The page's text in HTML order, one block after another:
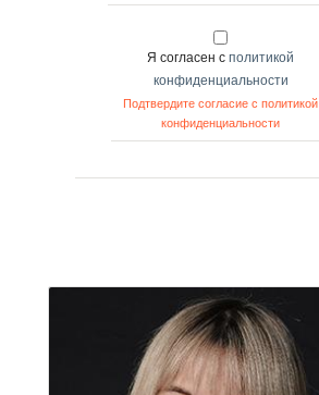
Я согласен с политикой
конфиденциальности
Подтвердите согласие с политикой
конфиденциальности